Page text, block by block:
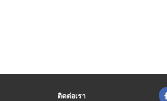
ติดต่อเรา